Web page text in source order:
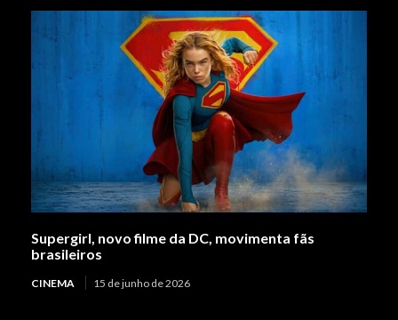
Supergirl, novo filme da DC, movimenta fãs
brasileiros
CINEMA 15 de junho de 2026